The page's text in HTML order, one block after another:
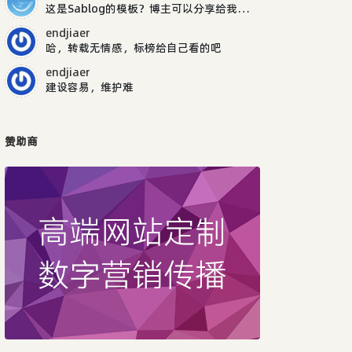
这是Sablog的模板？博主可以分享给我吗，谢谢
endjiaer
哈，转载无情感，标榜给自己看的吧
endjiaer
建设容易，维护难
赞助商